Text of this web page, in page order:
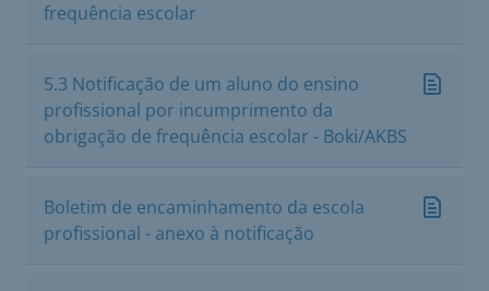
frequência escolar
5.3 Notificação de um aluno do ensino
profissional por incumprimento da
obrigação de frequência escolar - Boki/AKBS
Boletim de encaminhamento da escola
profissional - anexo à notificação